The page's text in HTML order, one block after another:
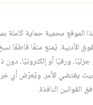
الموقع محمية حماية كاملة
الأدبية. يُمنع منعًا قاطعًا
جزئيًا، ورقيًا أو إلكترونيًا،
يقتضي الأمر. ويُعرّض أي خرقٍ
القوانين النافذة.